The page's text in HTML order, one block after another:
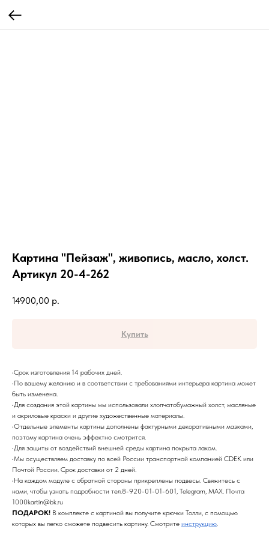
Картина "Пейзаж", живопись, масло, холст.
Артикул 20-4-262
14900,00 р.
Купить
•Срок изготовления 14 рабочих дней.
•По вашему желанию и в соответствии с требованиями интерьера картина может
быть изменена.
•Для создания этой картины мы использовали хлопчатобумажный холст, масляные
и акриловые краски и другие художественные материалы.
•Отдельные элементы картины дополнены фактурными декоративными мазками,
поэтому картина очень эффектно смотрится.
•Для защиты от воздействий внешней среды картина покрыта лаком.
•Мы осуществляем доставку по всей России транспортной компанией CDEK или
Почтой России. Срок доставки от 2 дней.
•На каждом модуле с обратной стороны прикреплены подвесы. Свяжитесь с
нами, чтобы узнать подробности тел.8-920-01-01-601, Telegram, MAX. Почта
1000kartin@bk.ru
ПОДАРОК! В комплекте с картиной вы получите крючки Толли, с помощью
которых вы легко сможете подвесить картину. Смотрите инструкцию.